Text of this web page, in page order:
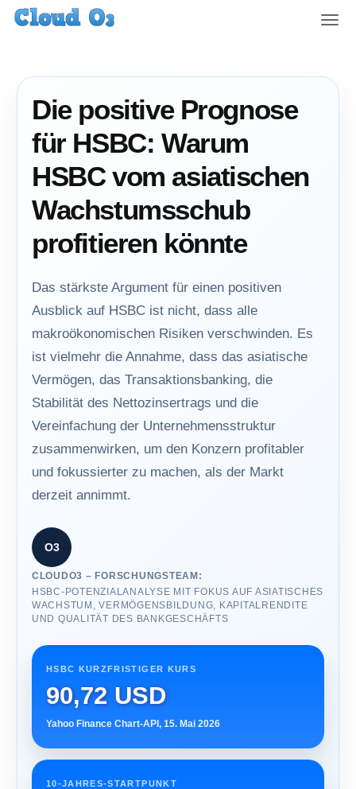
T
Die positive Prognose
für HSBC: Warum
HSBC vom asiatischen
Wachstumsschub
profitieren könnte
Das stärkste Argument für einen positiven
Ausblick auf HSBC ist nicht, dass alle
makroökonomischen Risiken verschwinden. Es
ist vielmehr die Annahme, dass das asiatische
Vermögen, das Transaktionsbanking, die
Stabilität des Nettozinsertrags und die
Vereinfachung der Unternehmensstruktur
zusammenwirken, um den Konzern profitabler
und fokussierter zu machen, als der Markt
derzeit annimmt.
O3
CLOUDO3 – FORSCHUNGSTEAM:
HSBC-POTENZIALANALYSE MIT FOKUS AUF ASIATISCHES
WACHSTUM, VERMÖGENSBILDUNG, KAPITALRENDITE
UND QUALITÄT DES BANKGESCHÄFTS
HSBC KURZFRISTIGER KURS
90,72 USD
Yahoo Finance Chart-API, 15. Mai 2026
10-JAHRES-STARTPUNKT